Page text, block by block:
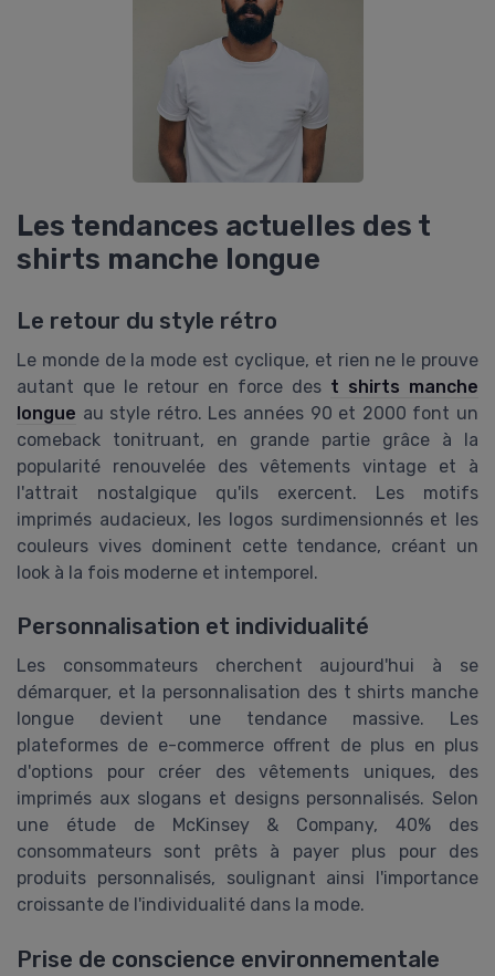
Les tendances actuelles des t
shirts manche longue
Le retour du style rétro
Le monde de la mode est cyclique, et rien ne le prouve
autant que le retour en force des t shirts manche
longue au style rétro. Les années 90 et 2000 font un
comeback tonitruant, en grande partie grâce à la
popularité renouvelée des vêtements vintage et à
l'attrait nostalgique qu'ils exercent. Les motifs
imprimés audacieux, les logos surdimensionnés et les
couleurs vives dominent cette tendance, créant un
look à la fois moderne et intemporel.
Personnalisation et individualité
Les consommateurs cherchent aujourd'hui à se
démarquer, et la personnalisation des t shirts manche
longue devient une tendance massive. Les
plateformes de e-commerce offrent de plus en plus
d'options pour créer des vêtements uniques, des
imprimés aux slogans et designs personnalisés. Selon
une étude de McKinsey & Company, 40% des
consommateurs sont prêts à payer plus pour des
produits personnalisés, soulignant ainsi l'importance
croissante de l'individualité dans la mode.
Prise de conscience environnementale